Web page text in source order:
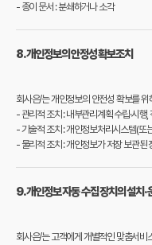
- 종이 문서 : 분쇄하거나 소각
8. 개인정보의 안정성 확보조치
회사은/는 개인정보의 안전성 확보를
- 관리적 조치 : 내부관리계획 수립·시
- 기술적 조치 : 개인정보처리시스템(또
- 물리적 조치 : 개인정보가 저장 보관된
9. 개인정보 자동 수집 장치의 설치·
회사은/는 고객에게 개별적인 맞춤서비